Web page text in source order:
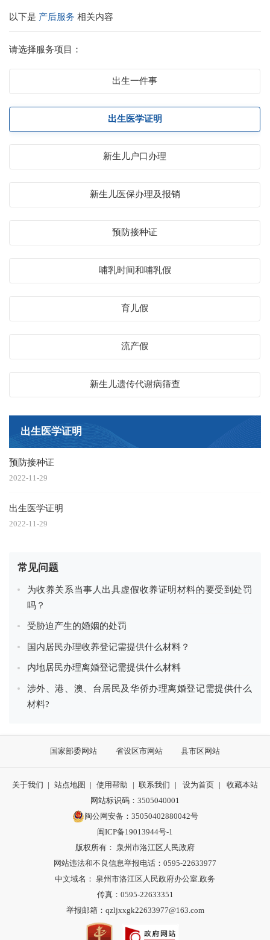
以下是 产后服务相关内容
请选择服务项目：
出生一件事
出生医学证明
新生儿户口办理
新生儿医保办理及报销
预防接种证
哺乳时间和哺乳假
育儿假
流产假
新生儿遗传代谢病筛查
出生医学证明
预防接种证
2022-11-29
出生医学证明
2022-11-29
常见问题
为收养关系当事人出具虚假收养证明材料的要受到处罚
吗？
受胁迫产生的婚姻的处罚
国内居民办理收养登记需提供什么材料？
内地居民办理离婚登记需提供什么材料
涉外、港、澳、台居民及华侨办理离婚登记需提供什么
材料?
国家部委网站 省设区市网站 县市区网站
关于我们 | 站点地图 | 使用帮助 | 联系我们 | 设为首页 |
收藏本站
网站标识码：3505040001
闽公网安备：35050402880042号
闽ICP备19013944号-1
版权所有： 泉州市洛江区人民政府
网站违法和不良信息举报电话：0595-22633977
中文域名： 泉州市洛江区人民政府办公室.政务
传真：0595-22633351
举报邮箱：qzljxxgk22633977@163.com